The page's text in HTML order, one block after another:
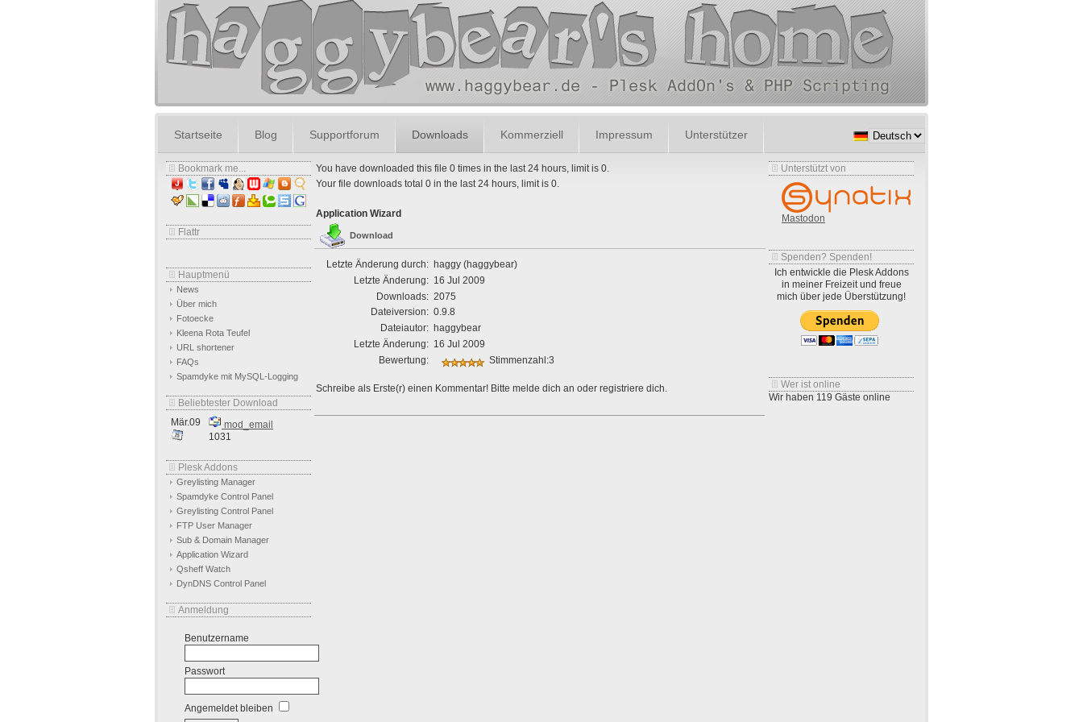
Startseite Blog Supportforum Downloads Kommerziell Impressum Unterstützer
Bookmark me...
Flattr
Hauptmenü
News
Über mich
Fotoecke
Kleena Rota Teufel
URL shortener
FAQs
Spamdyke mit MySQL-Logging
Beliebtester Download
Mär.09
mod_email
1031
Plesk Addons
Greylisting Manager
Spamdyke Control Panel
Greylisting Control Panel
FTP User Manager
Sub & Domain Manager
Application Wizard
Qsheff Watch
DynDNS Control Panel
Anmeldung
Benutzername
Passwort
Angemeldet bleiben
You have downloaded this file 0 times in the last 24 hours, limit is 0.
Your file downloads total 0 in the last 24 hours, limit is 0.
Application Wizard
Download
Letzte Änderung durch: haggy (haggybear)
Letzte Änderung: 16 Jul 2009
Downloads: 2075
Dateiversion: 0.9.8
Dateiautor: haggybear
Letzte Änderung: 16 Jul 2009
Bewertung:
Stimmenzahl:3
Schreibe als Erste(r) einen Kommentar! Bitte melde dich an oder registriere dich.
Unterstützt von
Mastodon
Spenden? Spenden!
Ich entwickle die Plesk Addons
in meiner Freizeit und freue
mich über jede Überstützung!
Wer ist online
Wir haben 119 Gäste online